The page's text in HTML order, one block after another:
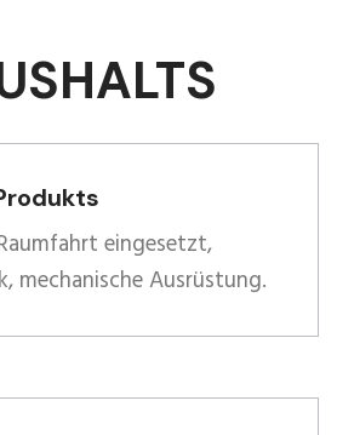
eingesetzt,
mechanische Ausrüstung.